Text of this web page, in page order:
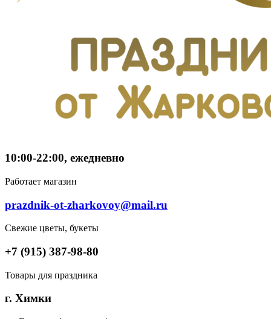
10:00-22:00, ежедневно
Работает магазин
prazdnik-ot-zharkovoy@mail.ru
Свежие цветы, букеты
+7 (915) 387-98-80
Товары для праздника
г. Химки